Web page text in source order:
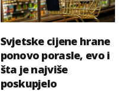
Svjetske cijene hrane
ponovo porasle, evo i
šta je najviše
poskupjelo